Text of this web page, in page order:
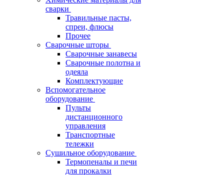
сварки
Травильные пасты,
спреи, флюсы
Прочее
Сварочные шторы
Сварочные занавесы
Сварочные полотна и
одеяла
Комплектующие
Вспомогательное
оборудование
Пульты
дистанционного
управления
Транспортные
тележки
Сушильное оборудование
Термопеналы и печи
для прокалки